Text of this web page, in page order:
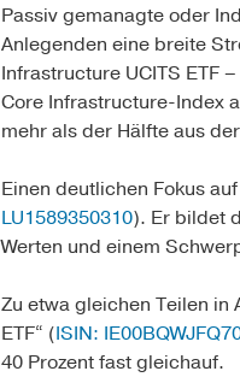
Passiv gemanagte oder
Anlegenden eine breite
Infrastructure UCITS ETF
Core Infrastructure-Index
mehr als der Hälfte aus
Einen deutlichen Fokus
LU1589350310). Er bildet
Werten und einem
Zu etwa gleichen Teilen in
ETF“ (ISIN:
40 Prozent fast gleichauf.